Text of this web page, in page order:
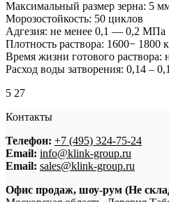
Максимальный размер зерна: 5
Морозостойкость: 50 циклов
Адгезия: не менее 0,1 — 0,2 МПа
Плотность раствора: 1600− 1800
Время жизни готового раствора:
Расход воды затворения: 0,14 –
5 27
Контакты
Телефон: +7 (495) 324-75-24
Email: info@klink-group.ru
Email: sales@klink-group.ru
Офис продаж, шоу-рум (Не